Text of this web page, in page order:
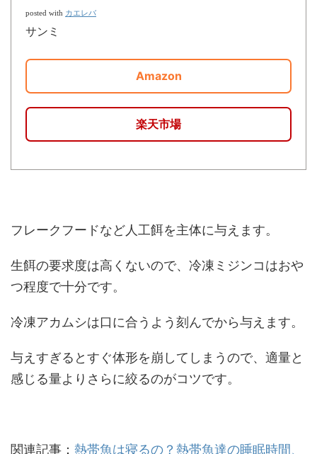
posted with カエレバ
サンミ
Amazon
楽天市場
フレークフードなど人工餌を主体に与えます。
生餌の要求度は高くないので、冷凍ミジンコはおや
つ程度で十分です。
冷凍アカムシは口に合うよう刻んでから与えます。
与えすぎるとすぐ体形を崩してしまうので、適量と
感じる量よりさらに絞るのがコツです。
関連記事： 熱帯魚は寝るの？熱帯魚達の睡眠時間、